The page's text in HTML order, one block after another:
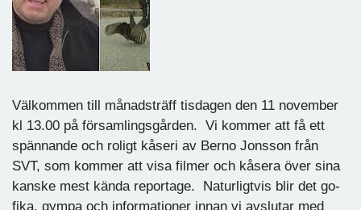
Välkommen till månadsträff tisdagen den 11 november
kl 13.00 på församlingsgården. Vi kommer att få ett
spännande och roligt kåseri av Berno Jonsson från
SVT, som kommer att visa filmer och kåsera över sina
kanske mest kända reportage. Naturligtvis blir det go-
fika, gympa och informationer innan vi avslutar med